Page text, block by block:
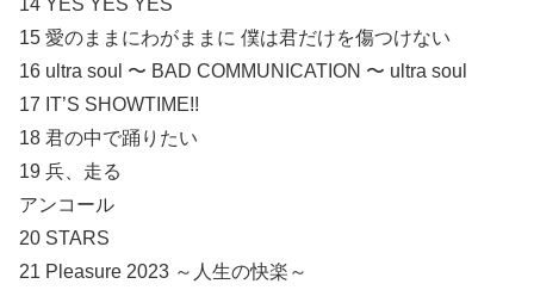
15 愛のままにわがままに 僕は君だけを傷つけない
16 ultra soul 〜 BAD COMMUNICATION 〜 ultra soul
17 IT’S SHOWTIME!!
18 君の中で踊りたい
19 兵、走る
アンコール
20 STARS
21 Pleasure 2023 ～人生の快楽～